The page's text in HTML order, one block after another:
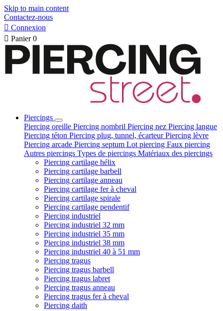
Skip to main content
Contactez-nous
 Connexion
 Panier 0
Piercings
Piercing oreille Piercing nombril Piercing nez Piercing langue
Piercing téton Piercing plug, tunnel, écarteurPiercing lèvre
Piercing arcade Piercing septum Lot piercing Faux piercing
Autres piercings Types de piercings Matériaux des piercings
Piercing cartilage hélix
Piercing cartilage barbell
Piercing cartilage anneau
Piercing cartilage fer à cheval
Piercing cartilage spirale
Piercing cartilage pendentif
Piercing industriel
Piercing industriel 32 mm
Piercing industriel 35 mm
Piercing industriel 38 mm
Piercing industriel 40 à 51 mm
Piercing tragus
Piercing tragus barbell
Piercing tragus labret
Piercing tragus anneau
Piercing tragus fer à cheval
Piercing daith